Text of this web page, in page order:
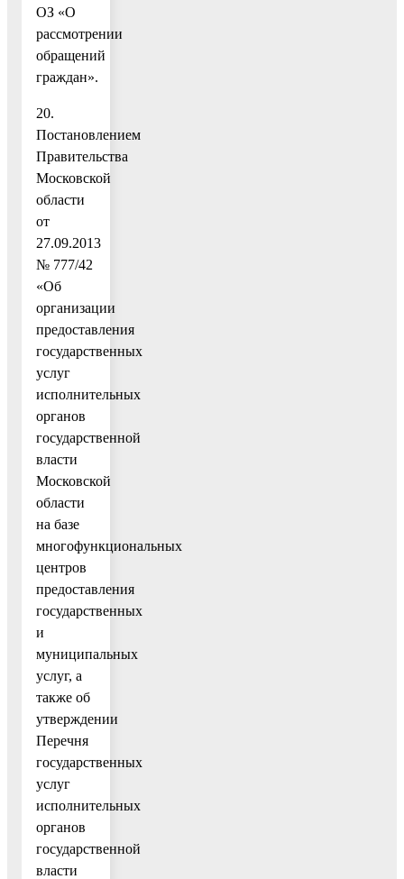
ОЗ «О
рассмотрении
обращений
граждан».
20.
Постановлением
Правительства
Московской
области
от
27.09.2013
№ 777/42
«Об
организации
предоставления
государственных
услуг
исполнительных
органов
государственной
власти
Московской
области
на базе
многофункциональных
центров
предоставления
государственных
и
муниципальных
услуг, а
также об
утверждении
Перечня
государственных
услуг
исполнительных
органов
государственной
власти